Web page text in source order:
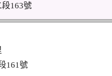
163號
161號